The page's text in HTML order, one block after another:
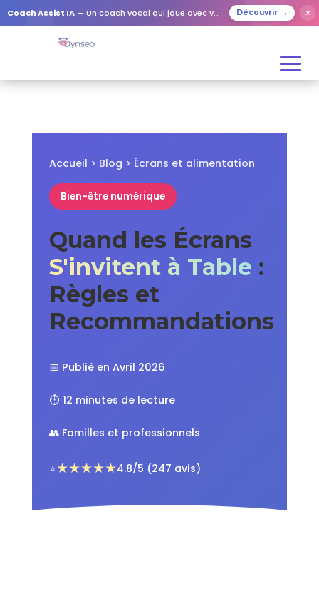
Coach Assist IA — Un coach vocal qui joue avec vos proches Découvrir → ✕
Accueil > Blog > Écrans et alimentation
Bien-être numérique
Quand les Écrans
S'invitent à Table :
Règles et
Recommandations
📅 Publié en Avril 2026
⏱️ 12 minutes de lecture
👥 Familles et professionnels
⭐★★★★★4.8/5 (247 avis)